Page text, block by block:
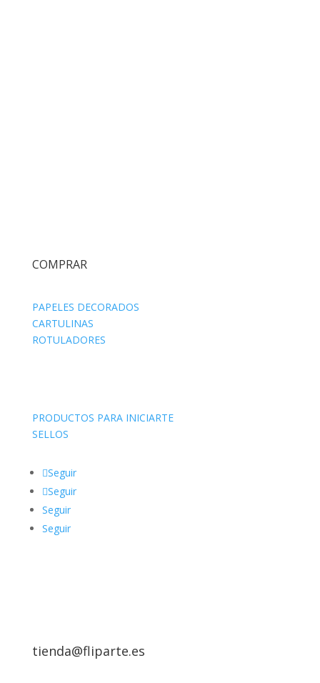
COMPRAR
PAPELES DECORADOS
CARTULINAS
ROTULADORES
PRODUCTOS PARA INICIARTE
SELLOS
Seguir
Seguir
Seguir
Seguir
tienda@fliparte.es